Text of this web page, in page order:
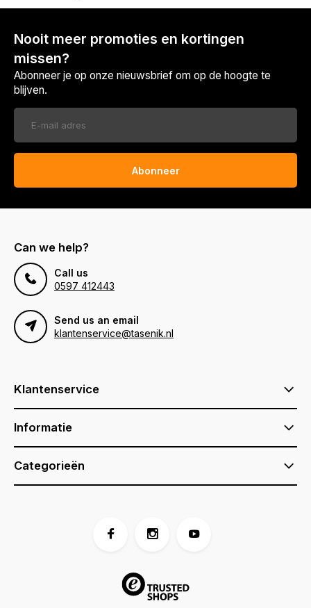
Nooit meer promoties en kortingen
missen?
Abonneer je op onze nieuwsbrief om op de hoogte te
blijven.
Abonneer
Can we help?
Call us
0597 412443
Send us an email
klantenservice@tasenik.nl
Klantenservice
Informatie
Categorieën